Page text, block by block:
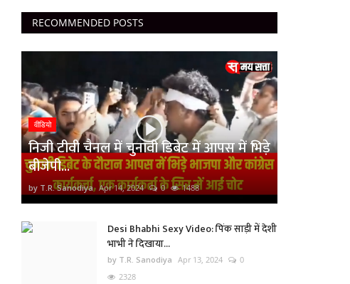
RECOMMENDED POSTS
वीडियो
निजी टीवी चैनल में चुनावी डिबेट में आपस में भिड़े
बीजेपी...
by T.R. Sanodiya Apr 14, 2024 0 1488
Desi Bhabhi Sexy Video: पिंक साड़ी में देशी
भाभी ने दिखाया...
by T.R. Sanodiya Apr 13, 2024
0
2328